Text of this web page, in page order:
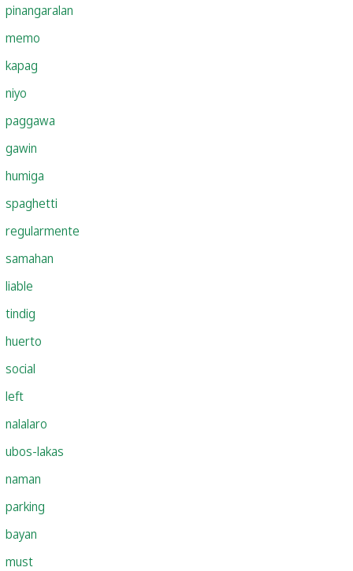
pinangaralan
memo
kapag
niyo
paggawa
gawin
humiga
spaghetti
regularmente
samahan
liable
tindig
huerto
social
left
nalalaro
ubos-lakas
naman
parking
bayan
must